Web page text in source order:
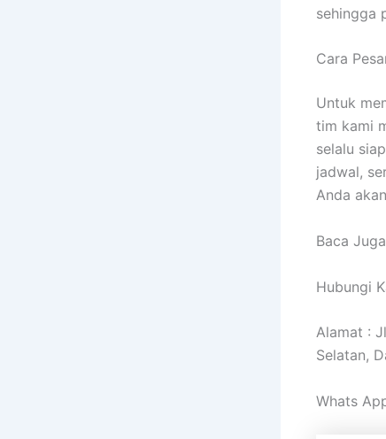
sehingga
Cara
Untuk
tim kami
selalu
jadwal,
Anda
Baca
Hubungi
Alamat :
Selatan,
Whats